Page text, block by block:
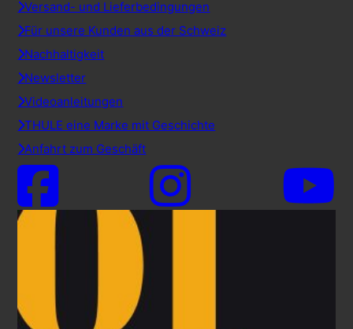
Versand- und Lieferbedingungen
Für unsere Kunden aus der Schweiz
Nachhaltigkeit
Newsletter
Videoanleitungen
THULE eine Marke mit Geschichte
Anfahrt zum Geschäft